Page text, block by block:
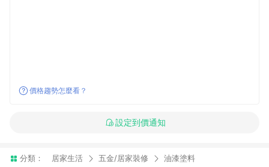
價格趨勢怎麼看？
設定到價通知
分類： 居家生活 五金/居家裝修 油漆塗料